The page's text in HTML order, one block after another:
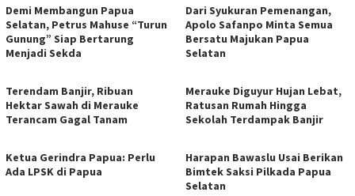
Demi Membangun Papua
Selatan, Petrus Mahuse “Turun
Gunung” Siap Bertarung
Menjadi Sekda
Dari Syukuran Pemenangan,
Apolo Safanpo Minta Semua
Bersatu Majukan Papua
Selatan
Terendam Banjir, Ribuan
Hektar Sawah di Merauke
Terancam Gagal Tanam
Merauke Diguyur Hujan Lebat,
Ratusan Rumah Hingga
Sekolah Terdampak Banjir
Ketua Gerindra Papua: Perlu
Ada LPSK di Papua
Harapan Bawaslu Usai Berikan
Bimtek Saksi Pilkada Papua
Selatan